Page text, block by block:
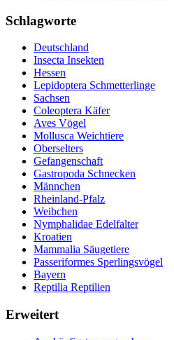
Schlagworte
Deutschland
Insecta Insekten
Hessen
Lepidoptera Schmetterlinge
Sachsen
Coleoptera Käfer
Aves Vögel
Mollusca Weichtiere
Oberselters
Gefangenschaft
Gastropoda Schnecken
Männchen
Rheinland-Pfalz
Weibchen
Nymphalidae Edelfalter
Kroatien
Mammalia Säugetiere
Passeriformes Sperlingsvögel
Bayern
Reptilia Reptilien
Erweitert